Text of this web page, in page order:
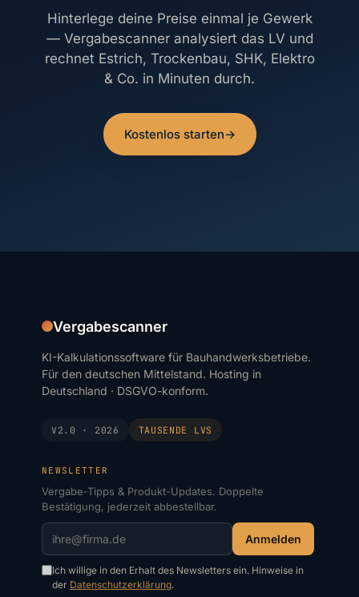
Hinterlege deine Preise einmal je Gewerk
— Vergabescanner analysiert das LV und
rechnet Estrich, Trockenbau, SHK, Elektro
& Co. in Minuten durch.
Kostenlos starten→
Vergabescanner
KI-Kalkulationssoftware für Bauhandwerksbetriebe.
Für den deutschen Mittelstand. Hosting in
Deutschland · DSGVO-konform.
V2.0 · 2026 TAUSENDE LVS
NEWSLETTER
Vergabe-Tipps & Produkt-Updates. Doppelte
Bestätigung, jederzeit abbestellbar.
Anmelden
Ich willige in den Erhalt des Newsletters ein. Hinweise in
der Datenschutzerklärung.